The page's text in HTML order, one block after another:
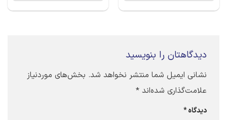
دیدگاهتان را بنویسید
نشانی ایمیل شما منتشر نخواهد شد. بخش‌های موردنیاز
علامت‌گذاری شده‌اند *
دیدگاه*